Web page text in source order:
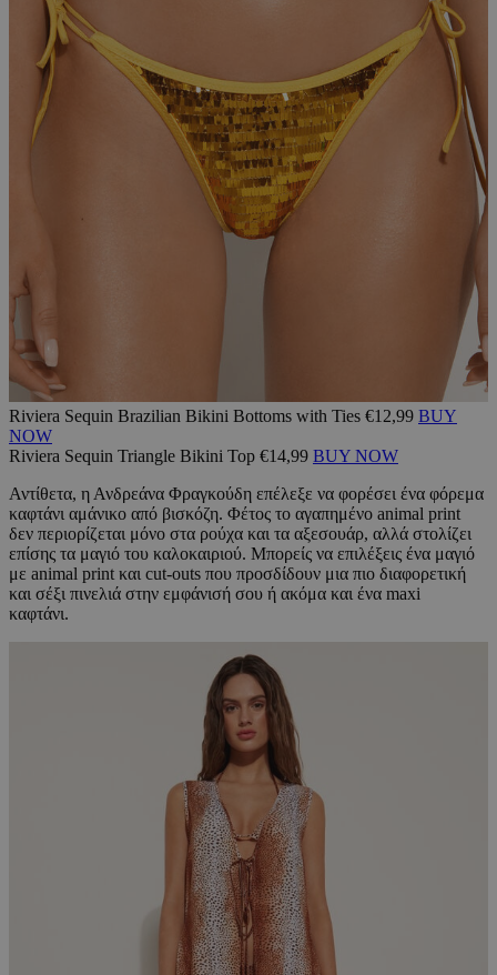
Riviera Sequin Brazilian Bikini Bottoms with Ties €12,99 BUY
NOW
Riviera Sequin Triangle Bikini Top €14,99 BUY NOW
Αντίθετα, η Ανδρεάνα Φραγκούδη επέλεξε να φορέσει ένα φόρεμα
καφτάνι αμάνικο από βισκόζη. Φέτος το αγαπημένο animal print
δεν περιορίζεται μόνο στα ρούχα και τα αξεσουάρ, αλλά στολίζει
επίσης τα μαγιό του καλοκαιριού. Μπορείς να επιλέξεις ένα μαγιό
με animal print και cut-outs που προσδίδουν μια πιο διαφορετική
και σέξι πινελιά στην εμφάνισή σου ή ακόμα και ένα maxi
καφτάνι.